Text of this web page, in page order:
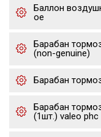
Баллон
oe
Барабан
(non-genuine)
Барабан
Барабан
(1шт.) valeo phc